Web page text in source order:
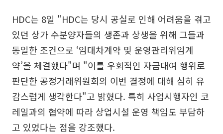
HDC는 8일 "HDC는 당시 공실로 인해 어려움을 겪고
있던 상가 수분양자들의 생존과 상생을 위해 그들과
동일한 조건으로 ‘임대차계약 및 운영관리위임계
약’을 체결했다"며 "이를 우회적인 자금대여 행위로
판단한 공정거래위원회의 이번 결정에 대해 심히 유
감스럽게 생각한다"고 밝혔다. 특히 사업시행자인 코
레일과의 협약에 따라 상업시설 운영 책임도 부담하
고 있었다는 점을 강조했다.